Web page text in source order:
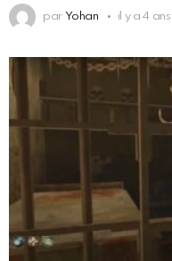
par Yohan il y a 4 ans